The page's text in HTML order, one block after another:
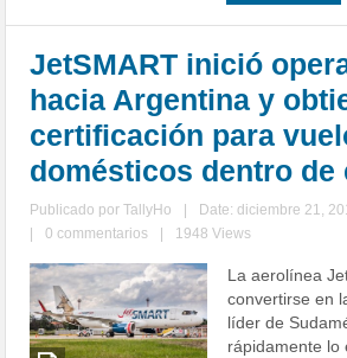
JetSMART inició
hacia Argentina y
certificación para
domésticos dentro de
Publicado porTallyHo
Date: diciembre 21,
0 commentarios 1948 Views
La aerolínea
convertirse en
líder de
rápidamente lo